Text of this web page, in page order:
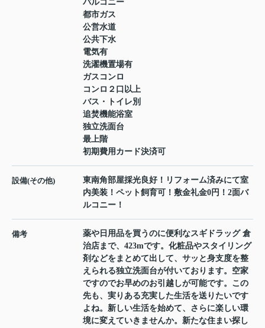
バルコニー
都市ガス
公営水道
公共下水
電気有
洗濯機置場有
ガスコンロ
コンロ２口以上
バス・トイレ別
追焚機能浴室
独立洗面台
最上階
初期費用カード決済可
設備(その他)
東南角部屋採光良好！リフォーム済みにて室
内美装！ペット飼育可！敷金礼金0円！2面バ
ルコニー！
備考
薬や日用品を買うのに便利なスギドラッグ 倉
治店まで、423mです。化粧品やスタイリング
剤などをまとめて出して、サッと身支度を整
えられる独立洗面台が付いております。空家
ですのでお早めのお引越しが可能です。この
先も、実りある充実した生活を送りたいです
よね。新しい生活を始めて、さらに楽しい環
境に変えていきませんか。新たな住まい探し